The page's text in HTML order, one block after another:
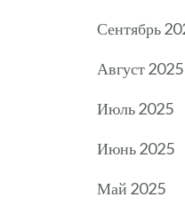
Сентябрь
Август 2025
Июль 2025
Июнь 2025
Май 2025